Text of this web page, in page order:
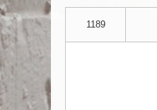
1189